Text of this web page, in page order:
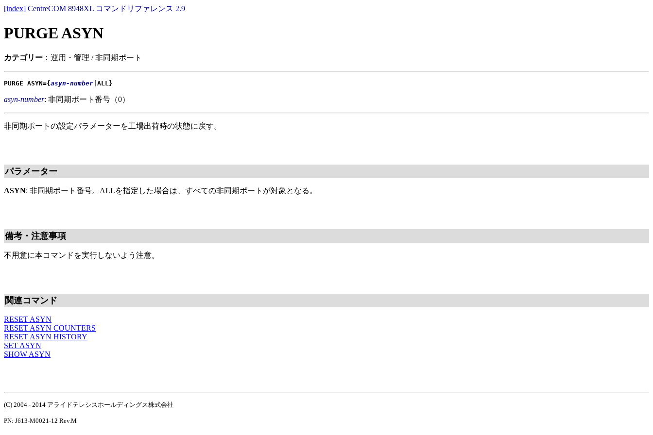
[index] CentreCOM 8948XL コマンドリファレンス 2.9
PURGE ASYN
カテゴリー ：運用・管理 / 非同期ポート
PURGE ASYN={asyn-number |ALL}
asyn-number: 非同期ポート番号（0）
非同期ポートの設定パラメーターを工場出荷時の状態に戻す。
パラメーター
ASYN: 非同期ポート番号。ALLを指定した場合は、すべての非同期ポートが対象となる。
備考・注意事項
不用意に本コマンドを実行しないよう注意。
関連コマンド
RESET ASYN
RESET ASYN COUNTERS
RESET ASYN HISTORY
SET ASYN
SHOW ASYN
(C) 2004 - 2014 アライドテレシスホールディングス株式会社
PN: J613-M0021-12 Rev.M